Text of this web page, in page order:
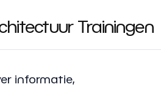
Trainingen
informatie,